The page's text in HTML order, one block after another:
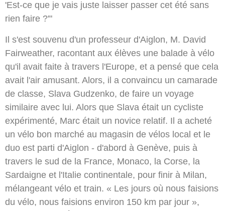
'Est-ce que je vais juste laisser passer cet été sans
rien faire ?'"
Il s'est souvenu d'un professeur d'Aiglon, M. David
Fairweather, racontant aux élèves une balade à vélo
qu'il avait faite à travers l'Europe, et a pensé que cela
avait l'air amusant. Alors, il a convaincu un camarade
de classe, Slava Gudzenko, de faire un voyage
similaire avec lui. Alors que Slava était un cycliste
expérimenté, Marc était un novice relatif. Il a acheté
un vélo bon marché au magasin de vélos local et le
duo est parti d'Aiglon - d'abord à Genève, puis à
travers le sud de la France, Monaco, la Corse, la
Sardaigne et l'Italie continentale, pour finir à Milan,
mélangeant vélo et train. « Les jours où nous faisions
du vélo, nous faisions environ 150 km par jour »,